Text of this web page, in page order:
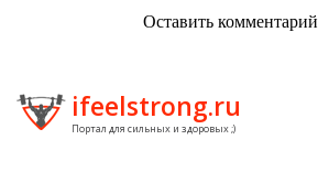
Оставить комментарий
ifeelstrong.ru
Портал для сильных и здоровых ;)